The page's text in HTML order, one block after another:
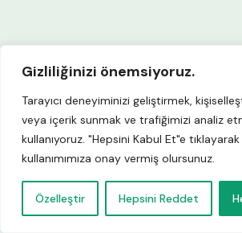
Gizliliğinizi önemsiyoruz.
Tarayıcı deneyiminizi geliştirmek,
veya içerik sunmak ve trafiğimizi analiz
kullanıyoruz. "Hepsini Kabul Et"e
kullanımımıza onay vermiş olursunuz.
Özelleştir Hepsini Reddet